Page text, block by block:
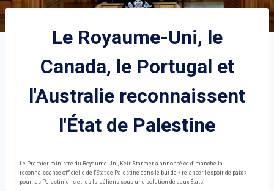
Le Royaume-Uni, le
Canada, le Portugal et
l'Australie reconnaissent
l'État de Palestine
Le Premier ministre du Royaume-Uni, Keir Starmer, a annoncé ce dimanche la
reconnaissance officielle de l'État de Palestine dans le but de « relancer l'espoir de paix »
pour les Palestiniens et les Israéliens sous une solution de deux États.